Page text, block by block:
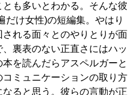
とも多いとわかる。そんな彼
だけ女性)の短編集。やはり
れる面々とのやりとりが面
裏表のない正直さにはハッ
を読んだらアスペルガーと
ミュニケーションの取り方
ると思う。彼らの言動が正